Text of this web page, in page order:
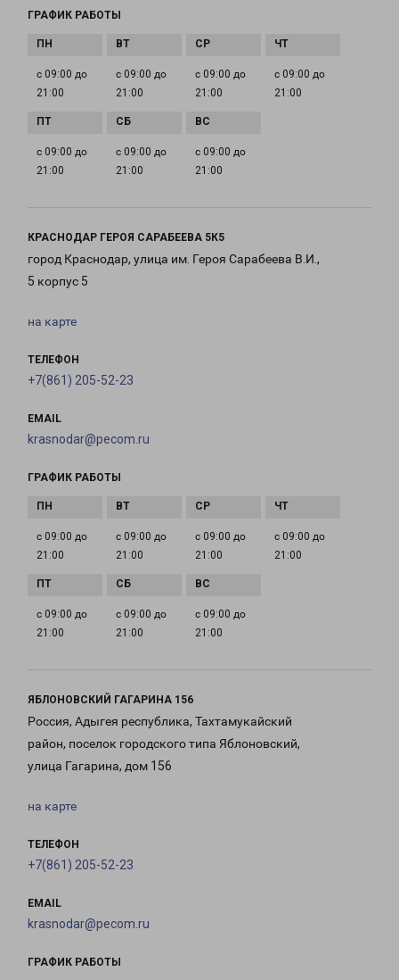
ГРАФИК РАБОТЫ
с 09:00 до
21:00
с 09:00 до
21:00
с 09:00 до
21:00
с 09:00 до
21:00
с 09:00 до
21:00
с 09:00 до
21:00
с 09:00 до
21:00
КРАСНОДАР ГЕРОЯ САРАБЕЕВА 5К5
город Краснодар, улица им. Героя Сарабеева В.И.,
5 корпус 5
на карте
ТЕЛЕФОН
+7(861) 205-52-23
EMAIL
krasnodar@pecom.ru
ГРАФИК РАБОТЫ
с 09:00 до
21:00
с 09:00 до
21:00
с 09:00 до
21:00
с 09:00 до
21:00
с 09:00 до
21:00
с 09:00 до
21:00
с 09:00 до
21:00
ЯБЛОНОВСКИЙ ГАГАРИНА 156
Россия, Адыгея республика, Тахтамукайский
район, поселок городского типа Яблоновский,
улица Гагарина, дом 156
на карте
ТЕЛЕФОН
+7(861) 205-52-23
EMAIL
krasnodar@pecom.ru
ГРАФИК РАБОТЫ